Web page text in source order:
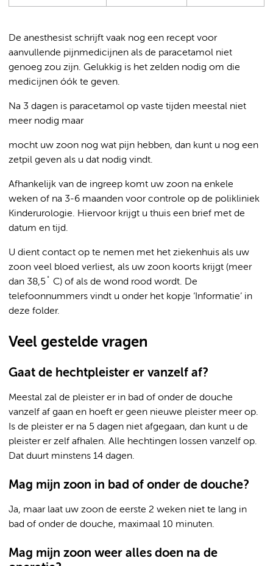
De anesthesist schrijft vaak nog een recept voor
aanvullende pijnmedicijnen als de paracetamol niet
genoeg zou zijn. Gelukkig is het zelden nodig om die
medicijnen óók te geven.
Na 3 dagen is paracetamol op vaste tijden meestal niet
meer nodig maar
mocht uw zoon nog wat pijn hebben, dan kunt u nog een
zetpil geven als u dat nodig vindt.
Afhankelijk van de ingreep komt uw zoon na enkele
weken of na 3-6 maanden voor controle op de polikliniek
Kinderurologie. Hiervoor krijgt u thuis een brief met de
datum en tijd.
U dient contact op te nemen met het ziekenhuis als uw
zoon veel bloed verliest, als uw zoon koorts krijgt (meer
dan 38,5˚ C) of als de wond rood wordt. De
telefoonnummers vindt u onder het kopje ‘Informatie’ in
deze folder.
Veel gestelde vragen
Gaat de hechtpleister er vanzelf af?
Meestal zal de pleister er in bad of onder de douche
vanzelf af gaan en hoeft er geen nieuwe pleister meer op.
Is de pleister er na 5 dagen niet afgegaan, dan kunt u de
pleister er zelf afhalen. Alle hechtingen lossen vanzelf op.
Dat duurt minstens 14 dagen.
Mag mijn zoon in bad of onder de douche?
Ja, maar laat uw zoon de eerste 2 weken niet te lang in
bad of onder de douche, maximaal 10 minuten.
Mag mijn zoon weer alles doen na de